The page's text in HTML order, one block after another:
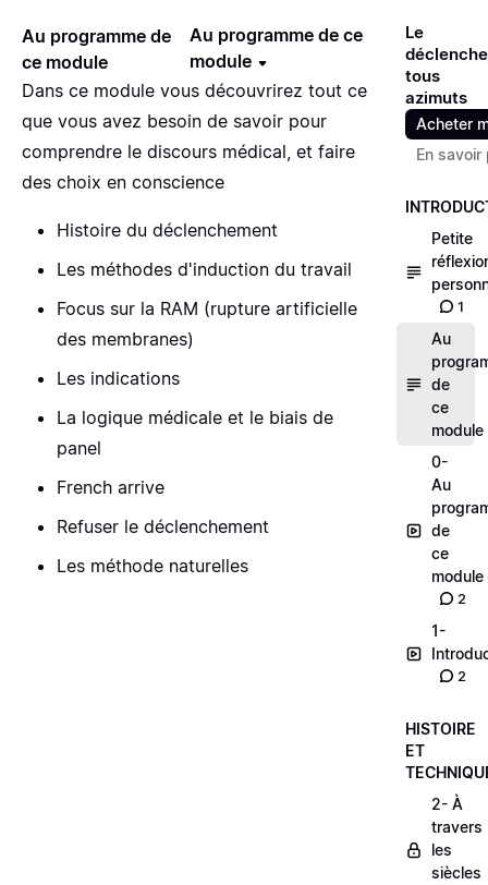
Au programme de
ce module
Au programme de ce
module
Dans ce module vous découvrirez tout ce
que vous avez besoin de savoir pour
comprendre le discours médical, et faire
des choix en conscience
Histoire du déclenchement
Les méthodes d'induction du travail
Focus sur la RAM (rupture artificielle
des membranes)
Les indications
La logique médicale et le biais de
panel
French arrive
Refuser le déclenchement
Les méthode naturelles
Le
tous
azimuts
Acheter
En savoir
Petite
1
Au
de
ce
module
0-
Au
de
ce
module
2
1-
2
HISTOIRE
ET
2- À
travers
les
siècles